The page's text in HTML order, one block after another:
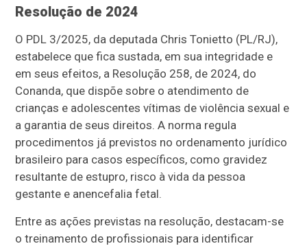
Resolução de 2024
O PDL 3/2025, da deputada Chris Tonietto (PL/RJ),
estabelece que fica sustada, em sua integridade e
em seus efeitos, a Resolução 258, de 2024, do
Conanda, que dispõe sobre o atendimento de
crianças e adolescentes vítimas de violência sexual e
a garantia de seus direitos. A norma regula
procedimentos já previstos no ordenamento jurídico
brasileiro para casos específicos, como gravidez
resultante de estupro, risco à vida da pessoa
gestante e anencefalia fetal.
Entre as ações previstas na resolução, destacam-se
o treinamento de profissionais para identificar